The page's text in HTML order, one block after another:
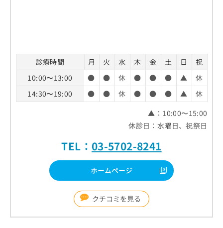
診療時間 月 火 水 木 金 土 日
祝
10:00〜13:00
● ● 休 ● ● ● ▲
休
14:30〜19:00
● ● 休 ● ● ● ▲
休
▲：10:00〜15:00
休診日：水曜日、祝祭日
TEL： 03-5702-8241
ホームページ
クチコミを見る